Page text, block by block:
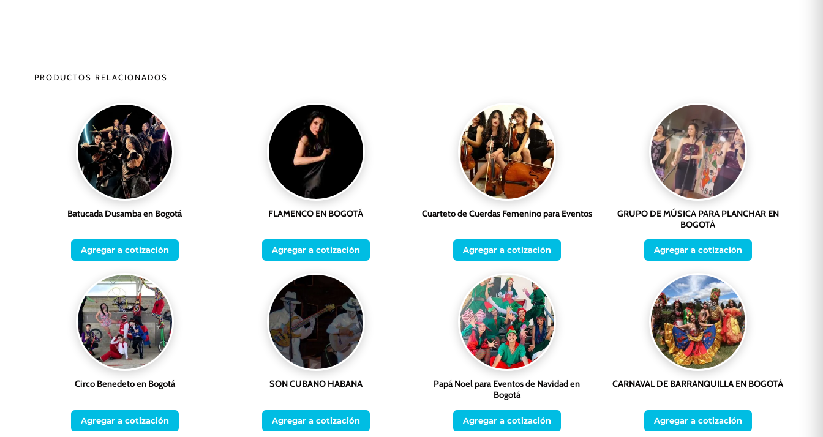
PRODUCTOS RELACIONADOS
Batucada Dusamba en Bogotá
Agregar a cotización
FLAMENCO EN BOGOTÁ
Agregar a cotización
Cuarteto de Cuerdas Femenino para Eventos
Agregar a cotización
GRUPO DE MÚSICA PARA PLANCHAR EN
BOGOTÁ
Agregar a cotización
Circo Benedeto en Bogotá
Agregar a cotización
SON CUBANO HABANA
Agregar a cotización
Papá Noel para Eventos de Navidad en
Bogotá
Agregar a cotización
CARNAVAL DE BARRANQUILLA EN BOGOTÁ
Agregar a cotización